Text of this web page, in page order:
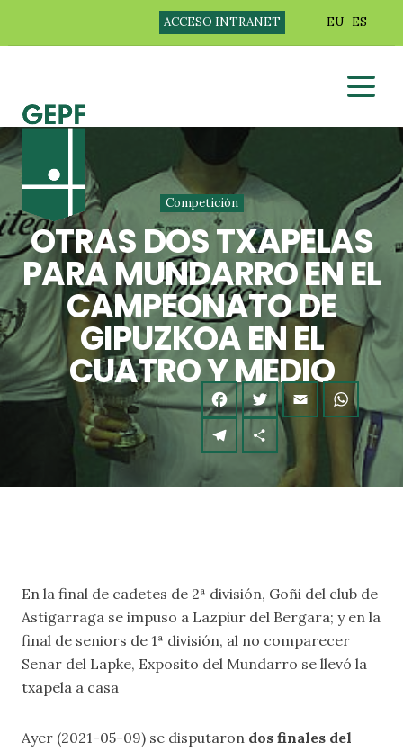
ACCESO INTRANET EU ES
Competición
OTRAS DOS TXAPELAS
PARA MUNDARRO EN EL
CAMPEONATO DE
GIPUZKOA EN EL
CUATRO Y MEDIO
En la final de cadetes de 2ª división, Goñi del club de
Astigarraga se impuso a Lazpiur del Bergara; y en la
final de seniors de 1ª división, al no comparecer
Senar del Lapke, Exposito del Mundarro se llevó la
txapela a casa
Ayer (2021-05-09) se disputaron dos finales del